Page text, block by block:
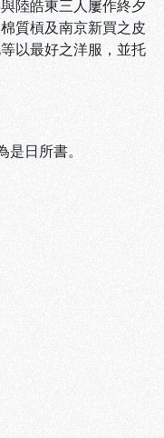
陸皓東三人屢作終夕
質槓及南京新買之皮
以最好之洋服，並托
日所書。